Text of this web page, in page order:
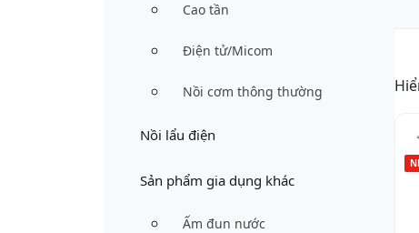
Cao tần
Điện tử/Micom
Nồi cơm thông thường
Nồi lẩu điện
Sản phẩm gia dụng khác
Ấm đun nước